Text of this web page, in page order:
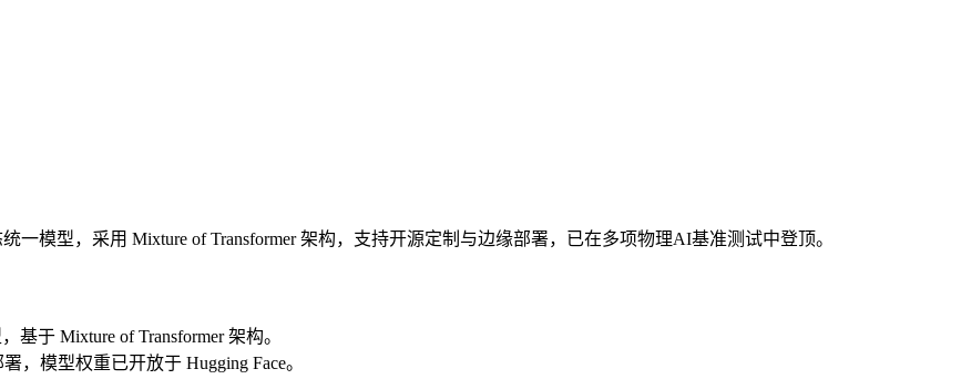
模型，采用 Mixture of Transformer 架构，支持开源定制与边缘部署，已在多项物理AI基准测试中登顶。
于 Mixture of Transformer 架构。
，模型权重已开放于 Hugging Face。